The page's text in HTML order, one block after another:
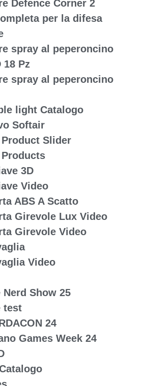
Defence Corner 2
per la difesa
spray al peperoncino
18 Pz
spray al peperoncino
light Catalogo
Softair
Slider
3D
Video
ABS A Scatto
Girevole Lux Video
Girevole Video
Video
Nerd Show 25
test
24
Games Week 24